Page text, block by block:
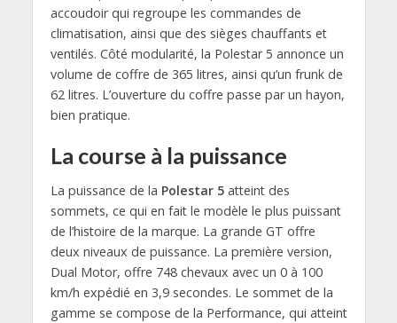
accoudoir qui regroupe les commandes de
climatisation, ainsi que des sièges chauffants et
ventilés. Côté modularité, la Polestar 5 annonce un
volume de coffre de 365 litres, ainsi qu’un frunk de
62 litres. L’ouverture du coffre passe par un hayon,
bien pratique.
La course à la puissance
La puissance de la Polestar 5atteint des
sommets, ce qui en fait le modèle le plus puissant
de l’histoire de la marque. La grande GT offre
deux niveaux de puissance. La première version,
Dual Motor, offre 748 chevaux avec un 0 à 100
km/h expédié en 3,9 secondes. Le sommet de la
gamme se compose de la Performance, qui atteint